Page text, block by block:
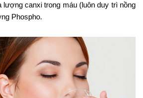
lượng canxi trong máu (luôn duy trì nồng
Phospho.